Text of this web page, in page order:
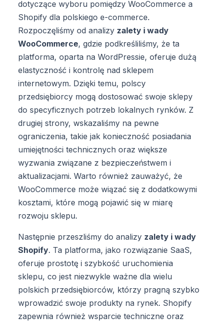
dotyczące wyboru pomiędzy WooCommerce a
Shopify dla polskiego e-commerce.
Rozpoczęliśmy od analizy zalety i wady
WooCommerce, gdzie podkreśliliśmy, że ta
platforma, oparta na WordPressie, oferuje dużą
elastyczność i kontrolę nad sklepem
internetowym. Dzięki temu, polscy
przedsiębiorcy mogą dostosować swoje sklepy
do specyficznych potrzeb lokalnych rynków. Z
drugiej strony, wskazaliśmy na pewne
ograniczenia, takie jak konieczność posiadania
umiejętności technicznych oraz większe
wyzwania związane z bezpieczeństwem i
aktualizacjami. Warto również zauważyć, że
WooCommerce może wiązać się z dodatkowymi
kosztami, które mogą pojawić się w miarę
rozwoju sklepu.
Następnie przeszliśmy do analizy zalety i wady
Shopify. Ta platforma, jako rozwiązanie SaaS,
oferuje prostotę i szybkość uruchomienia
sklepu, co jest niezwykle ważne dla wielu
polskich przedsiębiorców, którzy pragną szybko
wprowadzić swoje produkty na rynek. Shopify
zapewnia również wsparcie techniczne oraz